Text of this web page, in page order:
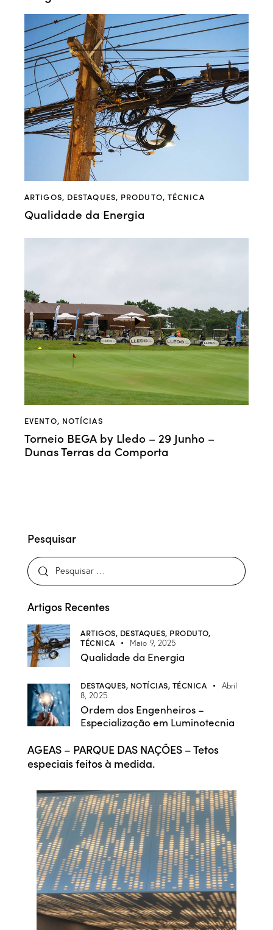
ARTIGOS, DESTAQUES, PRODUTO, TÉCNICA
Qualidade da Energia
EVENTO, NOTÍCIAS
Torneio BEGA by Lledo – 29 Junho –
Dunas Terras da Comporta
Pesquisar
Artigos Recentes
ARTIGOS, DESTAQUES, PRODUTO,
TÉCNICA
Maio 9, 2025
Qualidade da Energia
DESTAQUES, NOTÍCIAS, TÉCNICA
Abril
8, 2025
Ordem dos Engenheiros –
Especialização em Luminotecnia
AGEAS – PARQUE DAS NAÇÕES – Tetos
especiais feitos à medida.